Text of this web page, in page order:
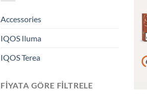
Accessories
IQOS Iluma
IQOS Terea
FIYATA GÖRE FILTRELE